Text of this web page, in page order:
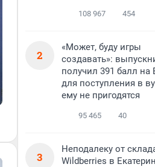
108 967 454
2
«Может, буду игры
создавать»:
получил 391 балл на
для поступления в
ему не пригодятся
95 465 40
3
Неподалеку от
Wildberries в